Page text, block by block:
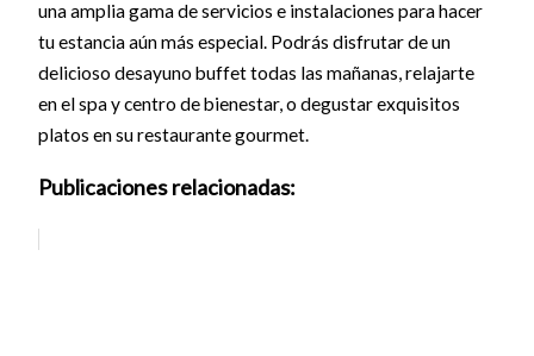
una amplia gama de servicios e instalaciones para hacer
tu estancia aún más especial. Podrás disfrutar de un
delicioso desayuno buffet todas las mañanas, relajarte
en el spa y centro de bienestar, o degustar exquisitos
platos en su restaurante gourmet.
Publicaciones relacionadas: